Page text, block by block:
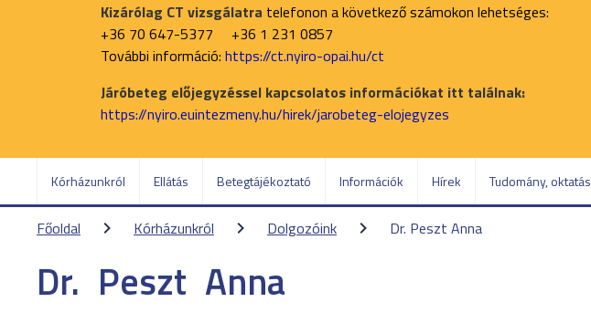
Kizárólag CT vizsgálatra telefonon a következő számokon lehetséges:
+36 70 647-5377 +36 1 231 0857
További információ: https://ct.nyiro-opai.hu/ct
Járóbeteg előjegyzéssel kapcsolatos információkat itt találnak:
https://nyiro.euintezmeny.hu/hirek/jarobeteg-elojegyzes
Kórházunkról Ellátás Betegtájékoztató Információk Hírek Tudomány, oktatás
Főoldal Kórházunkról Dolgozóink Dr. Peszt Anna
Dr. Peszt Anna